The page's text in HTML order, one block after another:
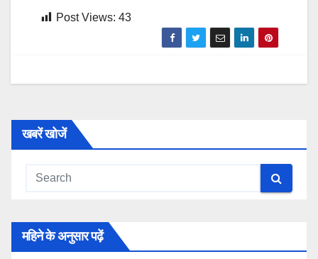
Post Views: 43
खबरें खोजें
महिने के अनुसार पढ़ें